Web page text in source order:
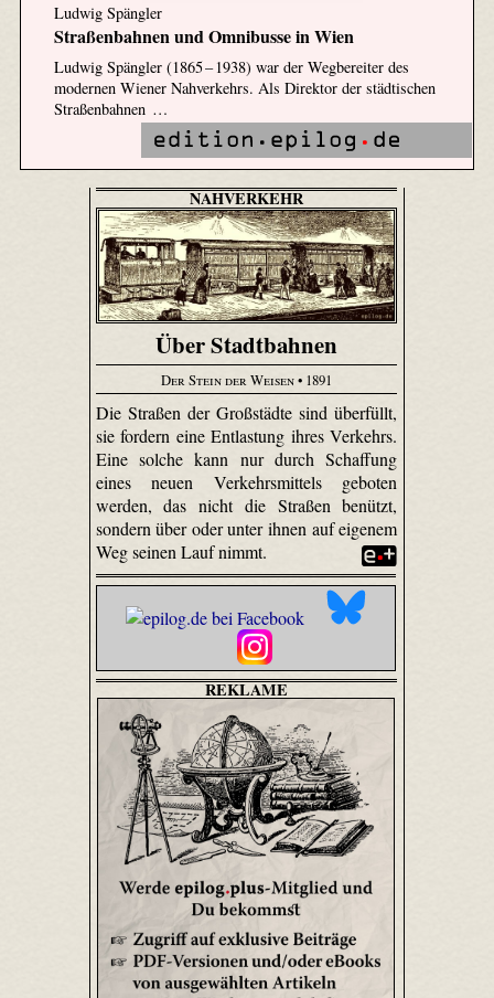
Ludwig Spängler
Straßenbahnen und Omnibusse in Wien
Ludwig Spängler (1865 – 1938) war der Wegbereiter des
modernen Wiener Nahverkehrs. Als Direktor der städtischen
Straßenbahnen …
NAHVERKEHR
Über Stadtbahnen
Der Stein der Weisen• 1891
Die Straßen der Großstädte sind überfüllt,
sie fordern eine Entlastung ihres Verkehrs.
Eine solche kann nur durch Schaffung
eines neuen Verkehrsmittels geboten
werden, das nicht die Straßen benützt,
sondern über oder unter ihnen auf eigenem
Weg seinen Lauf nimmt.
REKLAME